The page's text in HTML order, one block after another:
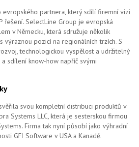
evropského partnera, který sdílí firemní vizi
řešení. SelectLine Group je evropská
v Německu, která sdružuje několik
výraznou pozicí na regionálních trzích. S
technologickou vyspělost a udržitelný
sdílení know-how napříč svými
svou kompletní distribuci produktů v
Systems LLC, která je sesterskou firmou
Firma tak nyní působí jako výhradní
GFI Software v USA a Kanadě.